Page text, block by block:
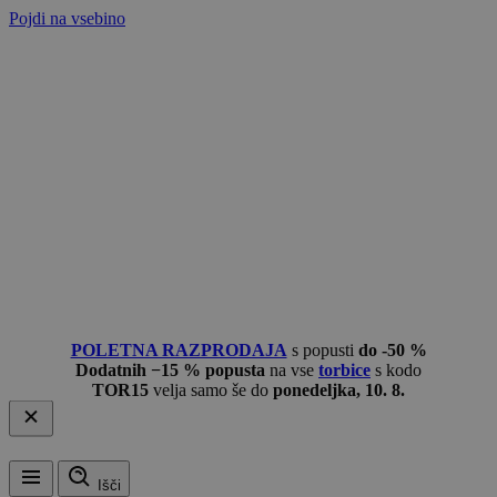
Pojdi na vsebino
POLETNA RAZPRODAJA s popusti do -50 %
Dodatnih −15 % popusta na vse torbice s kodo
TOR15 velja samo še do ponedeljka, 10. 8.
Išči